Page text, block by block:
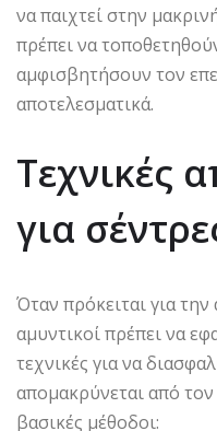
να παιχτεί στην
πρέπει να
αμφισβητήσουν τον
αποτελεσματικά.
Τεχνικές
για
Όταν πρόκειται για
αμυντικοί πρέπει να
τεχνικές για να
απομακρύνεται από
βασικές μέθοδοι: